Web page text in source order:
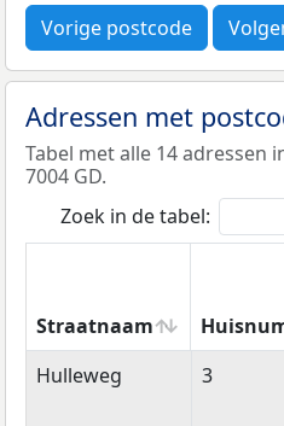
Vorige postcode
Adressen met
Tabel met alle 14 adressen
7004 GD.
Zoek in de tabel:
Straatnaam
Straatnaam
Hulleweg 3